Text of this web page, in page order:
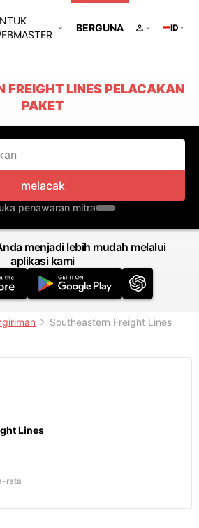
BERGUNA ID
FREIGHT LINES PELACAKAN
PAKET
melacak
penawaran mitra
menjadi lebih mudah melalui
aplikasi kami
Southeastern Freight Lines
Lines
rata